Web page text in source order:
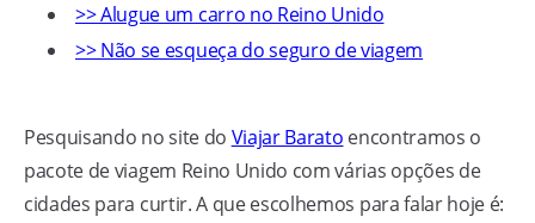
>> Alugue um carro no Reino Unido
>> Não se esqueça do seguro de viagem
Pesquisando no site do Viajar Barato encontramos o
pacote de viagem Reino Unido com várias opções de
cidades para curtir. A que escolhemos para falar hoje é: